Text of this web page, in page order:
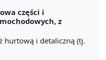
części i
z
hurtową i detaliczną (tj.